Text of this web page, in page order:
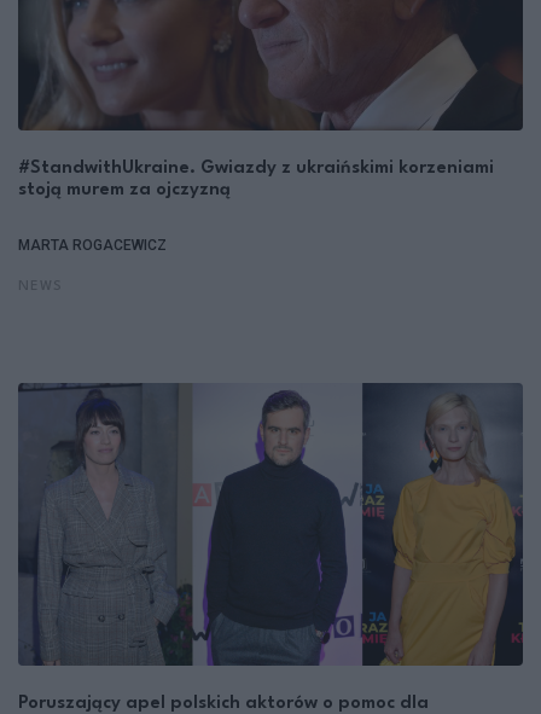
#StandwithUkraine. Gwiazdy z ukraińskimi korzeniami
stoją murem za ojczyzną
MARTA ROGACEWICZ
Poruszający apel polskich aktorów o pomoc dla